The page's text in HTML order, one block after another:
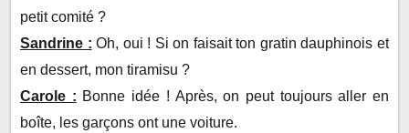
petit comité ?
Sandrine : Oh, oui ! Si on faisait ton gratin dauphinois et
en dessert, mon tiramisu ?
Carole : Bonne idée ! Après, on peut toujours aller en
boîte, les garçons ont une voiture.